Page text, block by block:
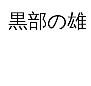
黒部の